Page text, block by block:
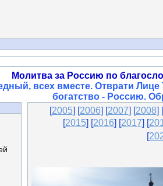
Молитва за Россию по
всех вместе. Отврати
богатство - Россию.
[2005] [2006] [2007] [2008] [
[2015] [2016] [2017] [
[